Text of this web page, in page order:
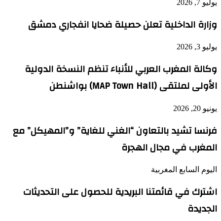
يوليو 7, 2026
وزارة الداخلية تعلن حصيلة ضحايا انفجاري دمشق
يوليو 3, 2026
وكالة المغرب العربي للأنباء تنظم النسخة الدولية
الأولى لملتقى (MAP Town Hall) بواشنطن
يونيو 20, 2026
فرنسا تشيد بالتعاون “الغني للغاية” و”المهيكل” مع
المغرب في مجال الهجرة
اليوم السابع المغربية
اشترك في قائمتنا البريدية للحصول على التحديثات
الجديدة